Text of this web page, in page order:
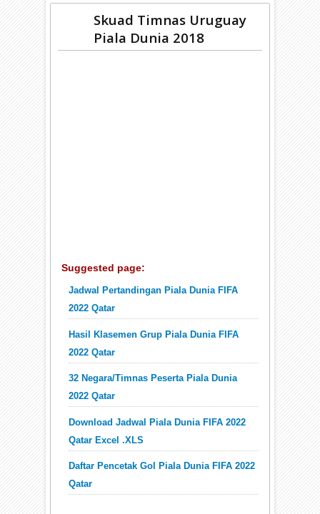
Skuad Timnas Uruguay
Piala Dunia 2018
Suggested page:
Jadwal Pertandingan Piala Dunia FIFA
2022 Qatar
Hasil Klasemen Grup Piala Dunia FIFA
2022 Qatar
32 Negara/Timnas Peserta Piala Dunia
2022 Qatar
Download Jadwal Piala Dunia FIFA 2022
Qatar Excel .XLS
Daftar Pencetak Gol Piala Dunia FIFA 2022
Qatar